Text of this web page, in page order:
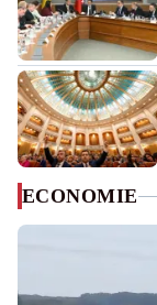
ECONOMIE